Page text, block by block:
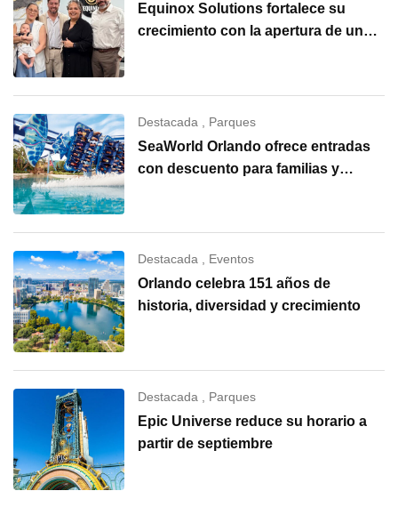
Equinox Solutions fortalece su
crecimiento con la apertura de una
Destacada Parques
SeaWorld Orlando ofrece entradas
con descuento para familias y
Destacada , Eventos
Orlando celebra 151 años de
historia, diversidad y crecimiento
Destacada Parques
Epic Universe reduce su horario a
partir de septiembre